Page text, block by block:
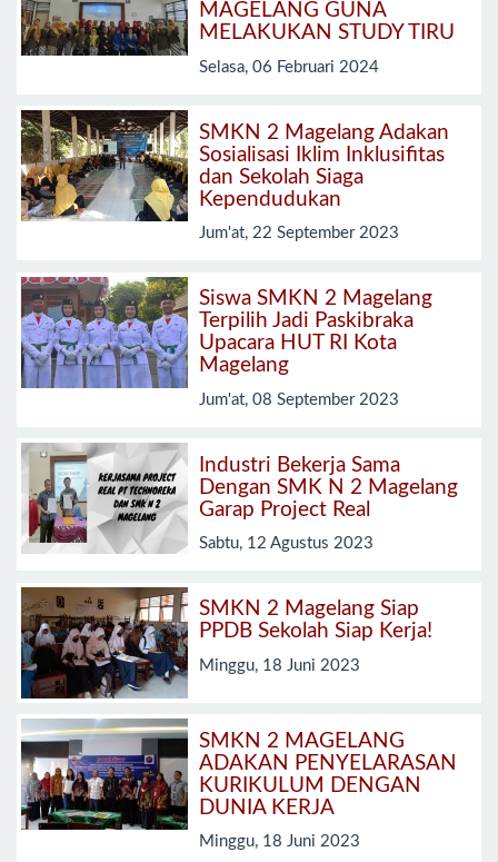
MAGELANG GUNA
MELAKUKAN STUDY TIRU
Selasa, 06 Februari 2024
SMKN 2 Magelang Adakan
Sosialisasi Iklim Inklusifitas
dan Sekolah Siaga
Kependudukan
Jum'at, 22 September 2023
Siswa SMKN 2 Magelang
Terpilih Jadi Paskibraka
Upacara HUT RI Kota
Magelang
Jum'at, 08 September 2023
Industri Bekerja Sama
Dengan SMK N 2 Magelang
Garap Project Real
Sabtu, 12 Agustus 2023
SMKN 2 Magelang Siap
PPDB Sekolah Siap Kerja!
Minggu, 18 Juni 2023
SMKN 2 MAGELANG
ADAKAN PENYELARASAN
KURIKULUM DENGAN
DUNIA KERJA
Minggu, 18 Juni 2023